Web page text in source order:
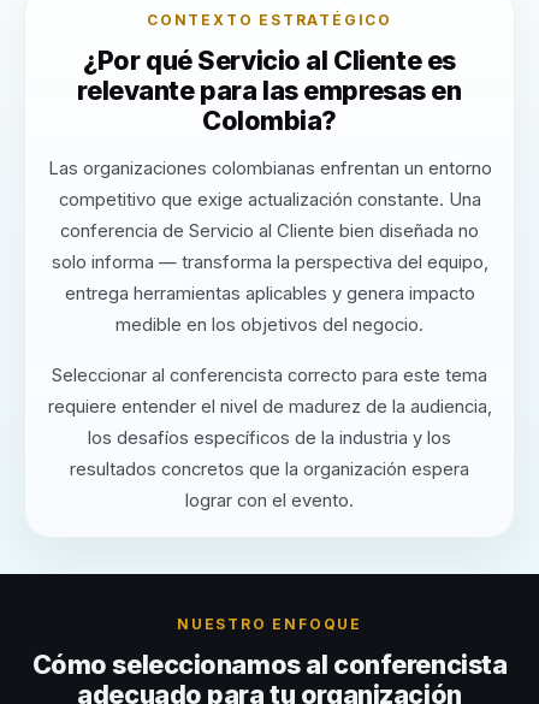
CONTEXTO ESTRATÉGICO
¿Por qué Servicio al Cliente es
relevante para las empresas en
Colombia?
Las organizaciones colombianas enfrentan un entorno
competitivo que exige actualización constante. Una
conferencia de Servicio al Cliente bien diseñada no
solo informa — transforma la perspectiva del equipo,
entrega herramientas aplicables y genera impacto
medible en los objetivos del negocio.
Seleccionar al conferencista correcto para este tema
requiere entender el nivel de madurez de la audiencia,
los desafíos específicos de la industria y los
resultados concretos que la organización espera
lograr con el evento.
NUESTRO ENFOQUE
Cómo seleccionamos al conferencista
adecuado para tu organización